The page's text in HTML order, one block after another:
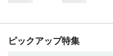
ピックアップ特集